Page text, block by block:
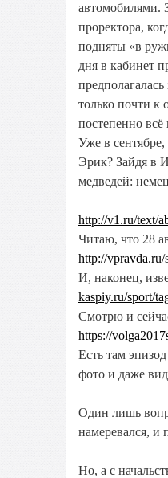
автомобилями.
проректора,
подняты «в
дня в кабинет
только почти к
постепенно всё
Уже в
Эрик? Зайдя в
медведей:
http://v1.ru/text/
Читаю, что 28
http://
И, наконец,
kaspiy.ru/sport/
Смотрю и
https://
Есть там
фото и даже
Один лишь
намеревался, и
Но, а с